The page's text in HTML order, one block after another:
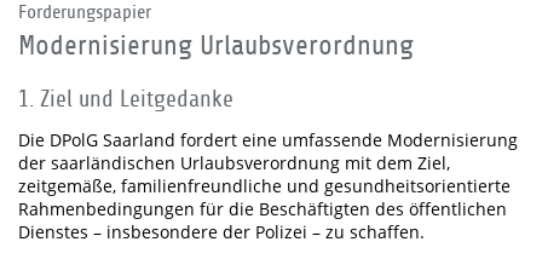
Forderungspapier
Modernisierung Urlaubsverordnung
1. Ziel und Leitgedanke
Die DPolG Saarland fordert eine umfassende Modernisierung
der saarländischen Urlaubsverordnung mit dem Ziel,
zeitgemäße, familienfreundliche und gesundheitsorientierte
Rahmenbedingungen für die Beschäftigten des öffentlichen
Dienstes – insbesondere der Polizei – zu schaffen.